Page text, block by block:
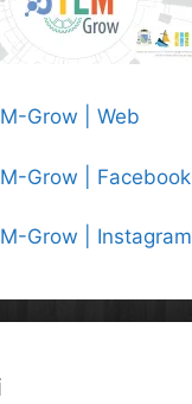
Grow | Web
Grow | Facebook
Grow | Instagram